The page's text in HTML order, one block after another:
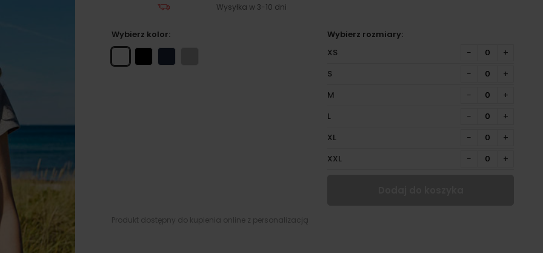
Wysyłka w 3-10 dni
Wybierz kolor:
Wybierz rozmiary:
XS
− +
S − +
M − +
L − +
XL − +
XXL − +
Produkt dostępny do kupienia online z personalizacją